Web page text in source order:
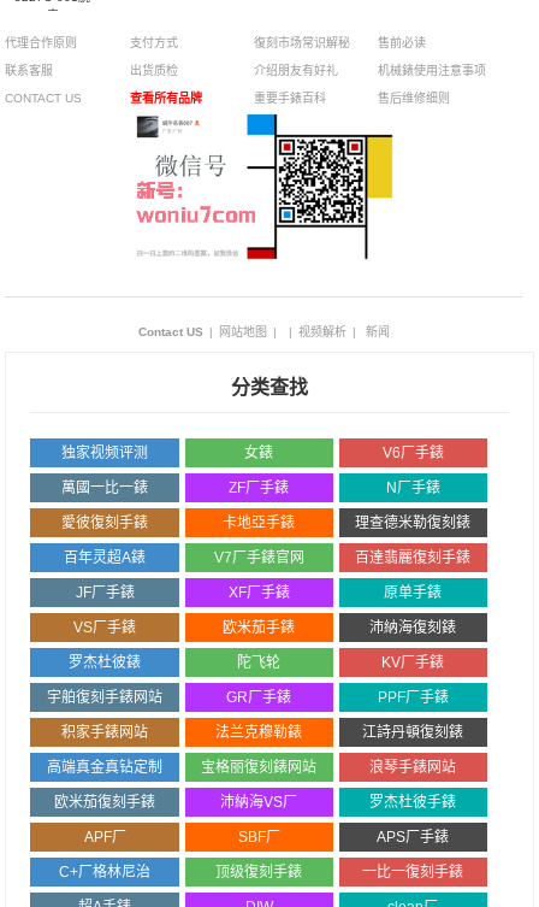
表
代理合作原则
联系客服
CONTACT US
支付方式
出货质检
查看所有品牌
復刻市场常识解秘
介绍朋友有好礼
重要手錶百科
售前必读
机械錶使用注意事项
售后维修细则
Contact US 网站地图 视频解析 新闻
分类查找
独家视频评测 女錶 V6厂手錶
萬國一比一錶 ZF厂手錶 N厂手錶
愛彼復刻手錶 卡地亞手錶 理查德米勒復刻錶
百年灵超A錶 V7厂手錶官网 百達翡麗復刻手錶
JF厂手錶 XF厂手錶 原单手錶
VS厂手錶 欧米茄手錶 沛納海復刻錶
罗杰杜彼錶 陀飞轮 KV厂手錶
宇舶復刻手錶网站 GR厂手錶 PPF厂手錶
积家手錶网站 法兰克穆勒錶 江詩丹頓復刻錶
高端真金真钻定制 宝格丽復刻錶网站 浪琴手錶网站
欧米茄復刻手錶 沛納海VS厂 罗杰杜彼手錶
APF厂 SBF厂 APS厂手錶
C+厂格林尼治 顶级復刻手錶 一比一復刻手錶